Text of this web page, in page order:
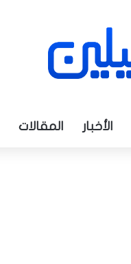
الأخبار المقالات